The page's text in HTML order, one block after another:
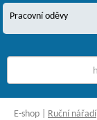
Pracovní oděvy
E-shop Ruční nářadí